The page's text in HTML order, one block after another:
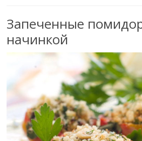
Запеченные
начинкой